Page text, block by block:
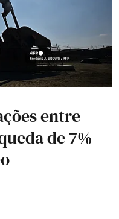
entre
de 7%